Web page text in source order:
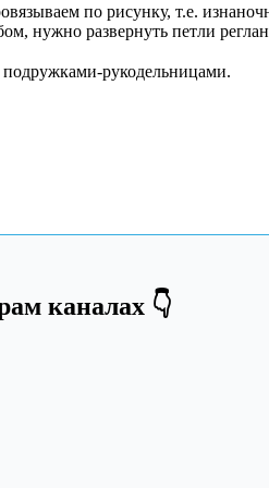
по рисунку, т.е.
нужно развернуть петли
подружками-рукодельницами.
каналах 👇